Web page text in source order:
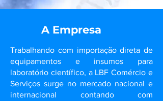
A Empresa
Trabalhando com importação direta de
equipamentos e insumos para
laboratório científico, a LBF Comércio e
Serviços surge no mercado nacional e
internacional contando com